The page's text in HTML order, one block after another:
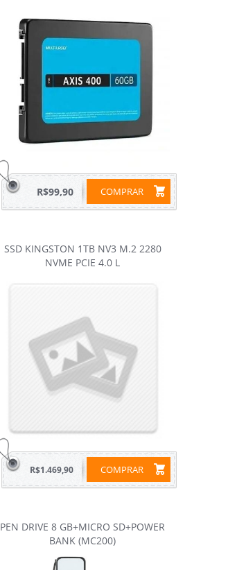
COMPRAR
R$99,90
SSD KINGSTON 1TB NV3 M.2 2280
NVME PCIE 4.0 L
COMPRAR
R$1.469,90
PEN DRIVE 8 GB+MICRO SD+POWER
BANK (MC200)